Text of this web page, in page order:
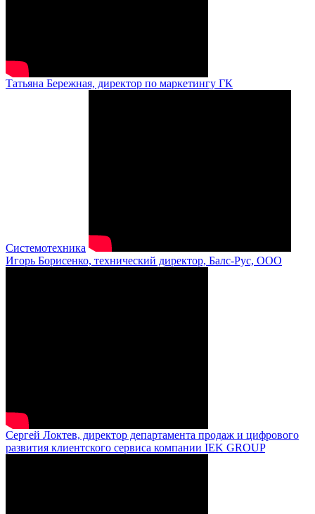
Татьяна Бережная, директор по маркетингу ГК
Системотехника
Игорь Борисенко, технический директор, Балс-Рус, ООО
Сергей Локтев, директор департамента продаж и цифрового
развития клиентского сервиса компании IEK GROUP